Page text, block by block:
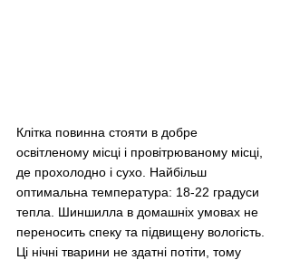
Клітка повинна стояти в добре
освітленому місці і провітрюваному місці,
де прохолодно і сухо. Найбільш
оптимальна температура: 18-22 градуси
тепла. Шиншилла в домашніх умовах не
переносить спеку та підвищену вологість.
Ці нічні тварини не здатні потіти, тому